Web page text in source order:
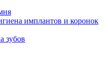
имплантов и коронок
зубов